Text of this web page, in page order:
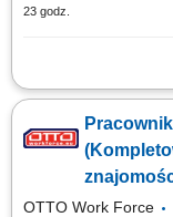
23 godz.
Twoje codzienne
Ostrożnie załaduj i
miejscu. Prowadź EPT
wysyłki. Pomoc...
OTTO Work Force